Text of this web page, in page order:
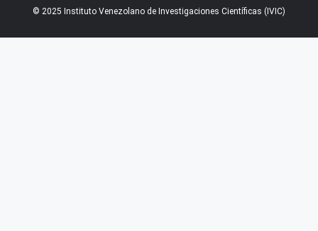
© 2025 Instituto Venezolano de Investigaciones Científicas (IVIC)